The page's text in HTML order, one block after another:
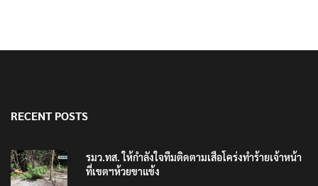
RECENT POSTS
รมว.ทส. ให้กำลังใจทีมติดตามเสือโคร่งทำร้ายเจ้าหน้า
ที่เขตฯห้วยขาแข้ง